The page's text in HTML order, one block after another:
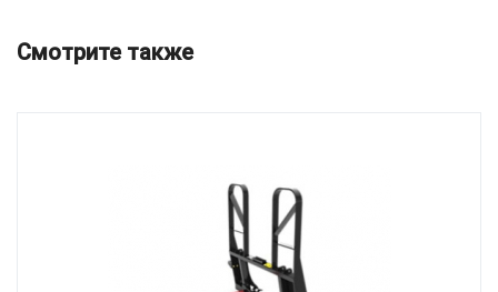
Смотрите также